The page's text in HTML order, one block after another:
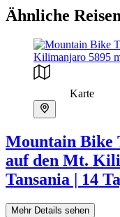
Ähnliche
Karte
Mountain Bike
auf den Mt.
Tansania | 14
Mehr Details sehen